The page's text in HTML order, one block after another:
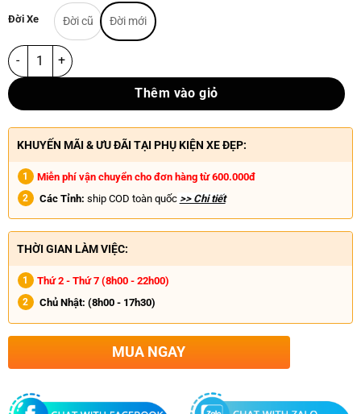
Đời Xe Đời cũ Đời mới
Thêm vào giỏ
KHUYẾN MÃI & ƯU ĐÃI TẠI PHỤ KIỆN XE ĐẸP:
Miễn phí vận chuyển cho đơn hàng từ 600.000đ
Các Tỉnh: ship COD toàn quốc >> Chi tiết
THỜI GIAN LÀM VIỆC:
Thứ 2 - Thứ 7 (8h00 - 22h00)
Chủ Nhật: (8h00 - 17h30)
MUA NGAY